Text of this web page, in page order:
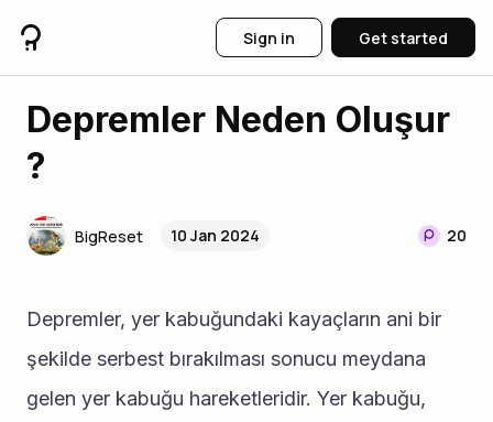
Sign in Get started
Depremler Neden Oluşur
?
BigReset 10 Jan 2024 20
Depremler, yer kabuğundaki kayaçların ani bir
şekilde serbest bırakılması sonucu meydana
gelen yer kabuğu hareketleridir. Yer kabuğu,